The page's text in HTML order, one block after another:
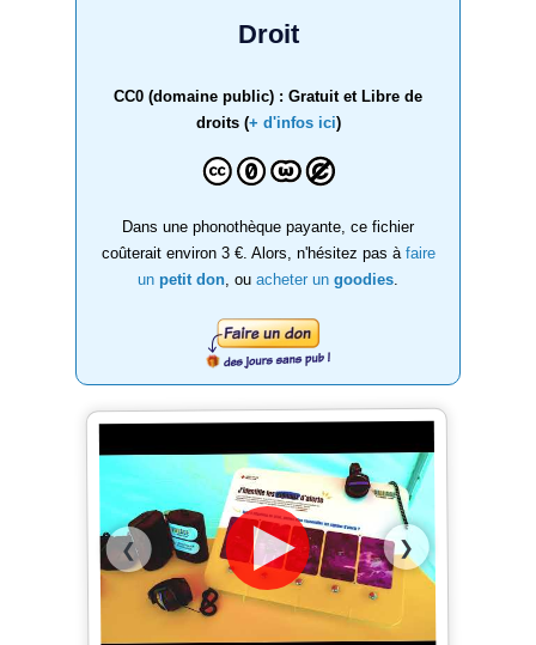
Droit
CC0 (domaine public) : Gratuit et Libre de
droits (+ d'infos ici)
Dans une phonothèque payante, ce fichier
coûterait environ 3 €. Alors, n'hésitez pas à faire
un petit don , ou acheter un goodies
❮ ❯